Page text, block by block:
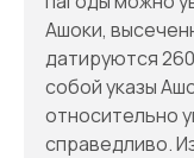
Ашоки,
датируются
собой указы
относительно
справедливо.